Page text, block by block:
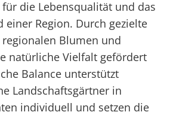
die Lebensqualität und das
einer Region. Durch gezielte
Blumen und
natürliche Vielfalt gefördert
Balance unterstützt
Landschaftsgärtner in
individuell und setzen die